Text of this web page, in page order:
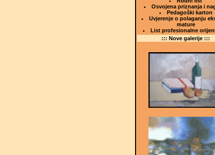
Osvojena priznanja i
Pedagoški karton
Uvjerenje o polaganju
mature
List profesionalne
::: Nove galerije :::